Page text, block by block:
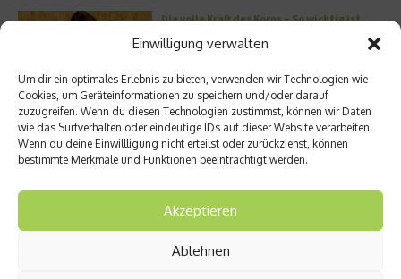
Einwilligung verwalten
Um dir ein optimales Erlebnis zu bieten, verwenden wir Technologien wie
Cookies, um Geräteinformationen zu speichern und/oder darauf
zuzugreifen. Wenn du diesen Technologien zustimmst, können wir Daten
wie das Surfverhalten oder eindeutige IDs auf dieser Website verarbeiten.
Wenn du deine Einwillligung nicht erteilst oder zurückziehst, können
bestimmte Merkmale und Funktionen beeinträchtigt werden.
Akzeptieren
Ablehnen
Die volle Kraft des Korns – So wichtig ist
Entzündung der Nebenhöhlen: Symptome
und verschiedene Formen